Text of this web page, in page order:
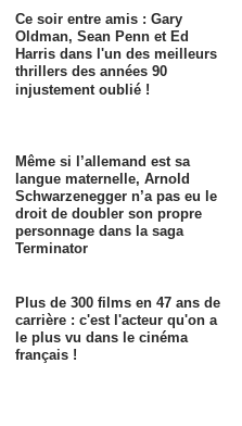
Ce soir entre amis : Gary
Oldman, Sean Penn et Ed
Harris dans l'un des meilleurs
thrillers des années 90
injustement oublié !
Même si l’allemand est sa
langue maternelle, Arnold
Schwarzenegger n’a pas eu le
droit de doubler son propre
personnage dans la saga
Terminator
Plus de 300 films en 47 ans de
carrière : c'est l'acteur qu'on a
le plus vu dans le cinéma
français !